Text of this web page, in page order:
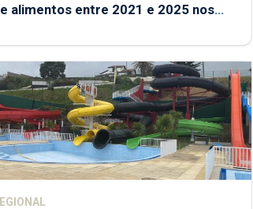
alimentos entre 2021 e 2025 nos